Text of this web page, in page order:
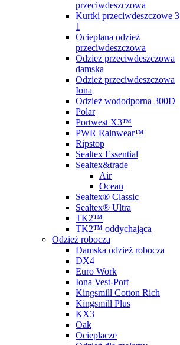
przeciwdeszczowa
Kurtki przeciwdeszczowe
1
Ocieplana odzież
przeciwdeszczowa
Odzież przeciwdeszczowa
damska
Odzież przeciwdeszczowa
Iona
Odzież wododporna 300D
Polar
Portwest X3™
PWR Rainwear™
Ripstop
Sealtex Essential
Sealtex&trade
Air
Ocean
Sealtex® Classic
Sealtex® Ultra
TK2™
TK2™ oddychająca
Odzież robocza
Damska odzież robocza
DX4
Euro Work
Iona Vest-Port
Kingsmill Cotton Rich
Kingsmill Plus
KX3
Oak
Ocieplacze